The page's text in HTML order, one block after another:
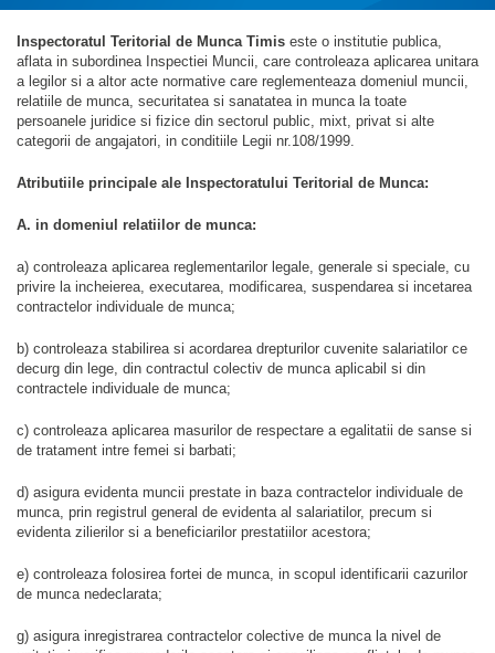
Inspectoratul Teritorial de Munca Timis este o institutie publica,
aflata in subordinea Inspectiei Muncii, care controleaza aplicarea unitara
a legilor si a altor acte normative care reglementeaza domeniul muncii,
relatiile de munca, securitatea si sanatatea in munca la toate
persoanele juridice si fizice din sectorul public, mixt, privat si alte
categorii de angajatori, in conditiile Legii nr.108/1999.
Atributiile principale ale Inspectoratului Teritorial de Munca:
A. in domeniul relatiilor de munca:
a) controleaza aplicarea reglementarilor legale, generale si speciale, cu
privire la incheierea, executarea, modificarea, suspendarea si incetarea
contractelor individuale de munca;
b) controleaza stabilirea si acordarea drepturilor cuvenite salariatilor ce
decurg din lege, din contractul colectiv de munca aplicabil si din
contractele individuale de munca;
c) controleaza aplicarea masurilor de respectare a egalitatii de sanse si
de tratament intre femei si barbati;
d) asigura evidenta muncii prestate in baza contractelor individuale de
munca, prin registrul general de evidenta al salariatilor, precum si
evidenta zilierilor si a beneficiarilor prestatiilor acestora;
e) controleaza folosirea fortei de munca, in scopul identificarii cazurilor
de munca nedeclarata;
g) asigura inregistrarea contractelor colective de munca la nivel de